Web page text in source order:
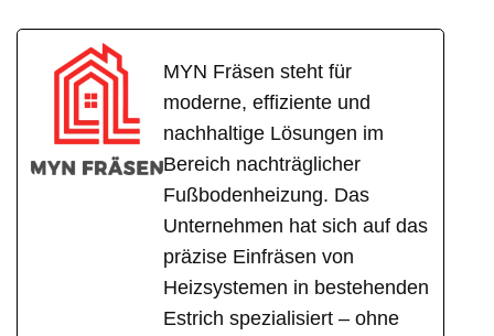
MYN Fräsen steht für
moderne, effiziente und
nachhaltige Lösungen im
Bereich nachträglicher
Fußbodenheizung. Das
Unternehmen hat sich auf das
präzise Einfräsen von
Heizsystemen in bestehenden
Estrich spezialisiert – ohne